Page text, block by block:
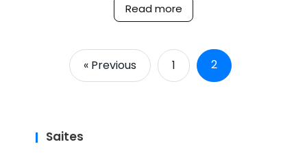
Read more
« Previous 1 2
Saites